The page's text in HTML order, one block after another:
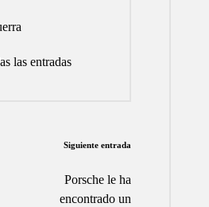
las entradas
Siguiente entrada
Porsche le ha
encontrado un